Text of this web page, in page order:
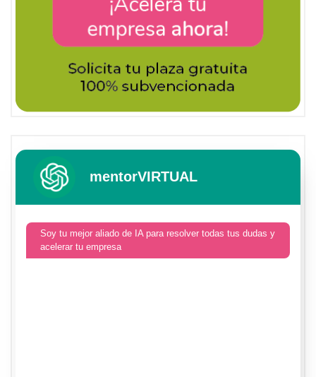
mentorVIRTUAL
Soy tu mejor aliado de IA para resolver todas tus dudas y
acelerar tu empresa